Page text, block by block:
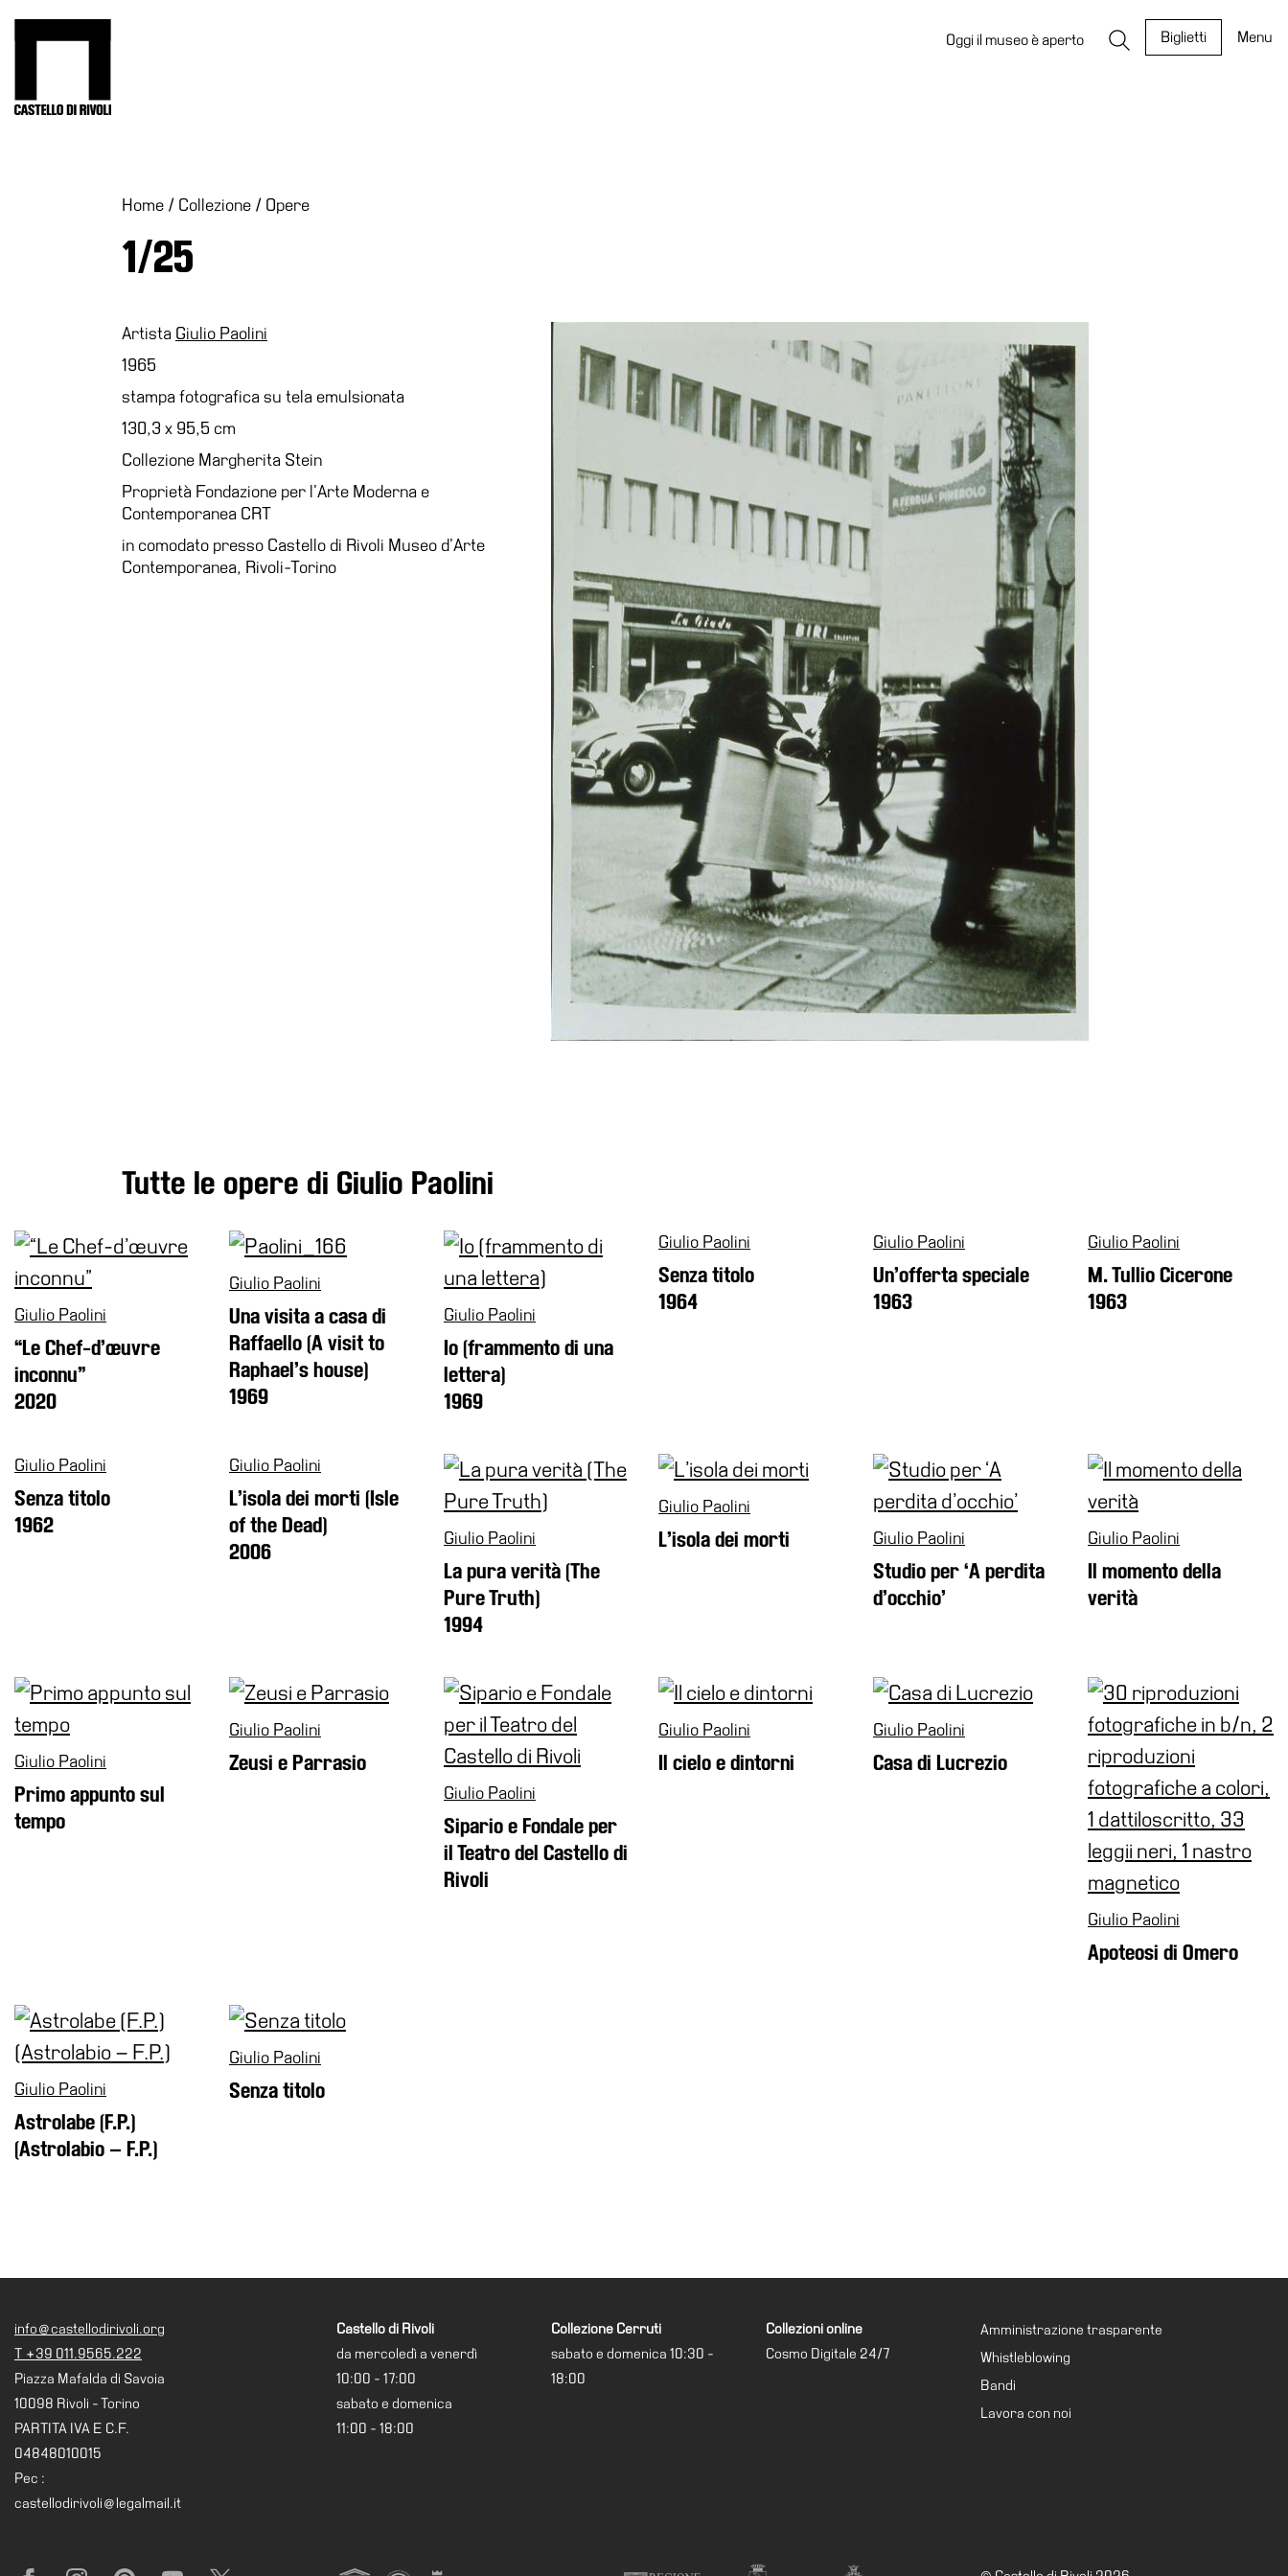
Oggi il museo è aperto Biglietti Menu
Villa
Cerruti
Cosmo
Digitale
EN
Visita
Biglietti
Chi
siamo
Area
Amministrazione
trasparente
Whistleblowing
Sostieni
museo
Home / Collezione / Opere
1/25
Artista Giulio Paolini
1965
stampa fotografica su tela emulsionata
130,3 x 95,5 cm
Collezione Margherita Stein
Proprietà Fondazione per l’Arte Moderna e
Contemporanea CRT
in comodato presso Castello di Rivoli Museo d’Arte
Contemporanea, Rivoli-Torino
Tutte le opere di Giulio Paolini
Giulio Paolini
“Le Chef-d’œuvre
inconnu”
2020
Giulio Paolini
Una visita a casa di
Raffaello (A visit to
Raphael’s house)
1969
Giulio Paolini
Io (frammento di una
lettera)
1969
Giulio Paolini
Senza titolo
1964
Giulio Paolini
Un’offerta speciale
1963
Giulio Paolini
M. Tullio Cicerone
1963
Giulio Paolini
Senza titolo
1962
Giulio Paolini
L’isola dei morti (Isle
of the Dead)
2006
Giulio Paolini
La pura verità (The
Pure Truth)
1994
Giulio Paolini
L’isola dei morti Giulio Paolini
Studio per ‘A perdita
d’occhio’
Giulio Paolini
Il momento della
verità
Giulio Paolini
Primo appunto sul
tempo
Giulio Paolini
Zeusi e Parrasio
Giulio Paolini
Sipario e Fondale per
il Teatro del Castello di
Rivoli
Giulio Paolini
Il cielo e dintorni
Giulio Paolini
Casa di Lucrezio
Giulio Paolini
Apoteosi di Omero
Giulio Paolini
Astrolabe (F.P.)
(Astrolabio – F.P.)
Giulio Paolini
Senza titolo
info@castellodirivoli.org
T +39 011.9565.222
Piazza Mafalda di Savoia
10098 Rivoli - Torino
PARTITA IVA E C.F.
04848010015
Pec :
castellodirivoli@legalmail.it
Castello di Rivoli
da mercoledì a venerdì
10:00 - 17:00
sabato e domenica
11:00 - 18:00
Collezione Cerruti
sabato e domenica 10:30 -
18:00
Collezioni online
Cosmo Digitale 24/7
Amministrazione trasparente
Whistleblowing
Bandi
Lavora con noi